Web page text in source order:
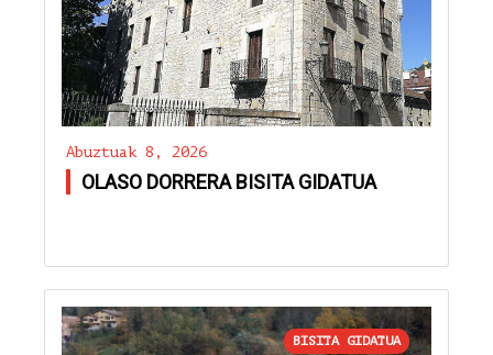
Abuztuak 8, 2026
OLASO DORRERA BISITA GIDATUA
BISITA GIDATUA